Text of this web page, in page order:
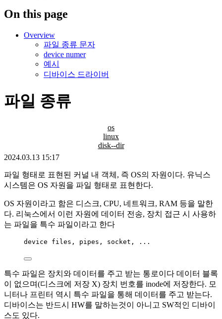
On this page
Overview
파일 종류 문자
device numer
예시
디바이스 드라이버
파일 종류
os
linux
disk--dir
2024.03.13 15:17
파일 형태로 표현된 커널 내 객체, 즉 OS의 자원이다. 유닉스
시스템은 OS 자원을 파일 형태로 표현한다.
OS 자원이라고 함은 디스크, CPU, 네트워크, RAM 등을 말한
다. 리눅스에서 이런 자원에 데이터 전송, 장치 접근 시 사용하
는 파일을 특수 파일이라고 한다
device files, pipes, socket, ...
특수 파일은 장치와 데이터를 주고 받는 통로이다 데이터 블록
이 없으며(디스크에 저장 X) 장치 번호를 inode에 저장한다. 모
니터나 프린터 역시 특수 파일을 통해 데이터를 주고 받는다.
디바이스는 반드시 HW를 말하는것이 아니고 SW적인 디바이
스도 있다.